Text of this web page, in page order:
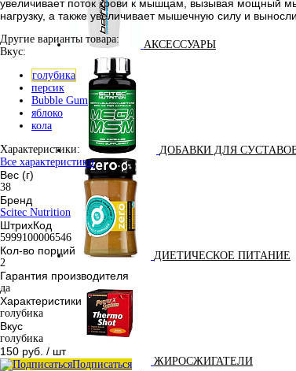
АКСЕССУАРЫ
ДОБАВКИ ДЛЯ
ДИЕТИЧЕСКОЕ ПИТАНИЕ
ЖИРОСЖИГАТЕЛИ
увеличивает поток крови к мышцам, вызывая мощный
нагрузку, а также увеличивает мышечную силу и
Другие варианты товара:
Вкус:
голубика
персик
Bubble Gum
яблоко
кола
Характеристики:
Все характеристики
Вес (г)
38
Бренд
Scitec Nutrition
ШтрихКод
5999100006546
Кол-во порций
2
Гарантия производителя
да
Характеристики
голубика
Вкус
голубика
150 руб. / шт
Подписаться